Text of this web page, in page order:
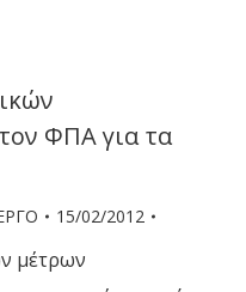
ΦΠΑ για τα
15/02/2012
μέτρων